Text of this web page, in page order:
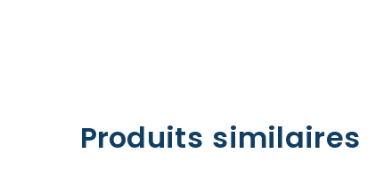
Produits similaires